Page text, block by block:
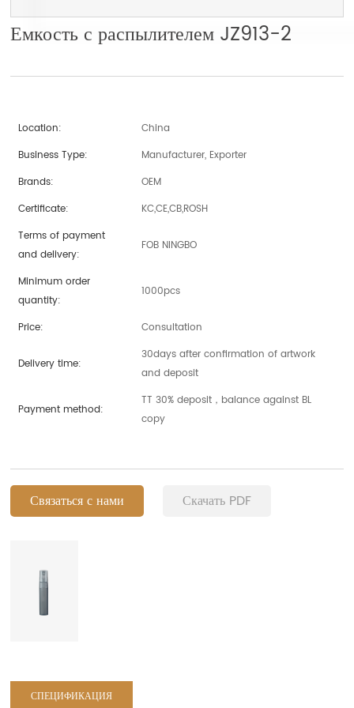
Емкость с распылителем JZ913-2
Location:
China
Business Type:
Manufacturer, Exporter
Brands:
OEM
Certificate:
KC,CE,CB,ROSH
Terms of payment
and delivery:
FOB NINGBO
Minimum order
quantity:
1000pcs
Price: Consultation
Delivery time:
30days after confirmation of artwork
and deposit
Payment method:
TT 30% deposit，balance against BL
copy
Связаться с нами Скачать PDF
СПЕЦИФИКАЦИЯ